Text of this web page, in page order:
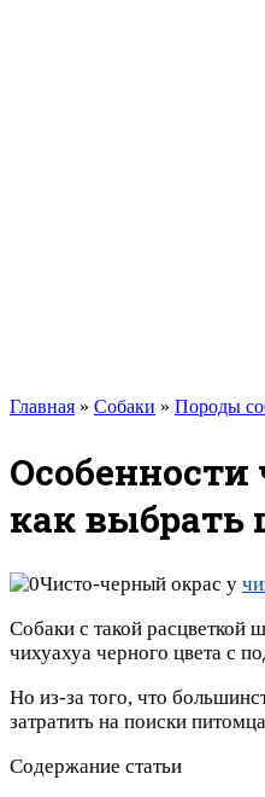
Главная » Собаки » Породы
как выбрать
Чисто-черный окрас у
Собаки с такой расцветкой
чихуахуа черного цвета с
Но из-за того, что
затратить на поиски
Содержание статьи